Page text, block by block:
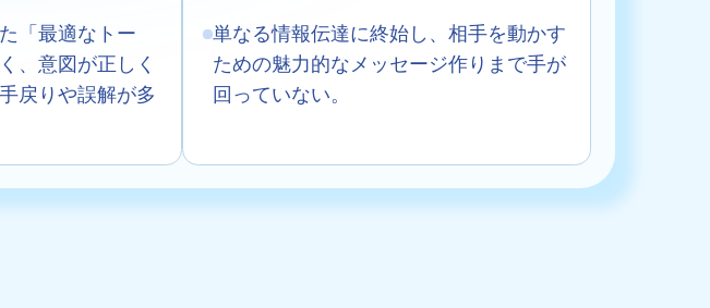
「最適なトー
、意図が正しく
戻りや誤解が多
単なる情報伝達に終始し、相手を動かす
ための魅力的なメッセージ作りまで手が
回っていない。